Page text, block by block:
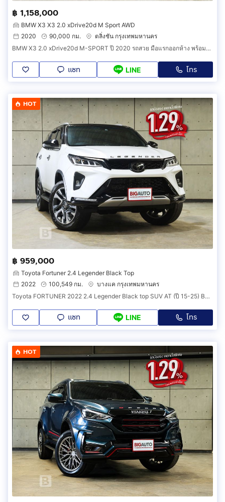
฿ 1,158,000
BMW X3 X3 2.0 xDrive20d M Sport AWD
2020
90,000 กม.
ตลิ่งชัน กรุงเทพมหานคร
BMW X3 2.0 xDrive20d M-SPORT ปี 2020 รถสวย มือแรกออกห้าง พร้อมใช้ ไมล์น้อย TOP สุด รับประกันตัวถังสวย
แชท LINE โทร
HOT
฿ 959,000
Toyota Fortuner 2.4 Legender Black Top
2022
100,549 กม.
บางแค กรุงเทพมหานคร
Toyota FORTUNER 2022 2.4 Legender Black top SUV AT (ปี 15-25) B8383
แชท LINE โทร
HOT